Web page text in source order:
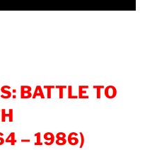
BATTLE TO
– 1986)